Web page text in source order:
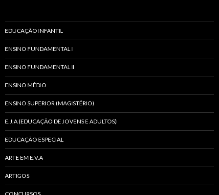
EDUCAÇÃO INFANTIL
ENSINO FUNDAMENTAL I
ENSINO FUNDAMENTAL II
ENSINO MÉDIO
ENSINO SUPERIOR (MAGISTÉRIO)
E.J.A (EDUCAÇÃO DE JOVENS E ADULTOS)
EDUCAÇÃO ESPECIAL
ARTE EM E.V.A
ARTIGOS